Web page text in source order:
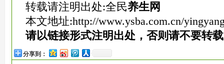
转载请注明出处:全民养生网
本文地址:http://www.ysba.com.cn/
请以链接形式注明出处，否则请不要转
分享到：